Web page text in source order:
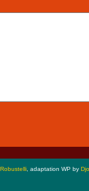
, adaptation WP by